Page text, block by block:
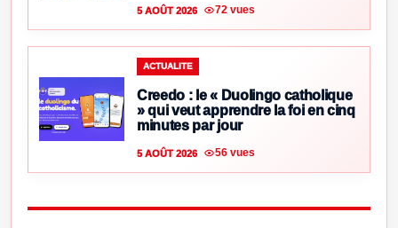
5 AOÛT 2026 72 vues
ACTUALITE
Creedo : le « Duolingo catholique
» qui veut apprendre la foi en cinq
minutes par jour
5 AOÛT 2026 56 vues